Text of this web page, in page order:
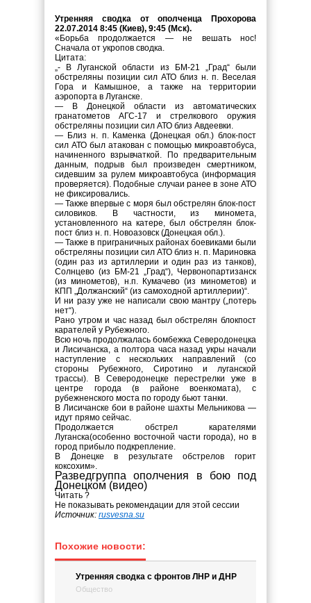
Утренняя сводка от ополченца Прохорова
22.07.2014 8:45 (Киев), 9:45 (Мск).
«Борьба продолжается — не вешать нос!
Сначала от укропов сводка.
Цитата:
„- В Луганской области из БМ-21 „Град“ были
обстреляны позиции сил АТО близ н. п. Веселая
Гора и Камышное, а также на территории
аэропорта в Луганске.
— В Донецкой области из автоматических
гранатометов АГС-17 и стрелкового оружия
обстреляны позиции сил АТО близ Авдеевки.
— Близ н. п. Каменка (Донецкая обл.) блок-пост
сил АТО был атакован с помощью микроавтобуса,
начиненного взрывчаткой. По предварительным
данным, подрыв был произведен смертником,
сидевшим за рулем микроавтобуса (информация
проверяется). Подобные случаи ранее в зоне АТО
не фиксировались.
— Также впервые с моря был обстрелян блок-пост
силовиков. В частности, из миномета,
установленного на катере, был обстрелян блок-
пост близ н. п. Новоазовск (Донецкая обл.).
— Также в приграничных районах боевиками были
обстреляны позиции сил АТО близ н. п. Мариновка
(один раз из артиллерии и один раз из танков),
Солнцево (из БМ-21 „Град“), Червонопартизанск
(из минометов), н.п. Кумачево (из минометов) и
КПП „Должанский“ (из самоходной артиллерии)“.
И ни разу уже не написали свою мантру („потерь
нет“).
Рано утром и час назад был обстрелян блокпост
карателей у Рубежного.
Всю ночь продолжалась бомбежка Северодонецка
и Лисичанска, а полтора часа назад укры начали
наступление с нескольких направлений (со
стороны Рубежного, Сиротино и луганской
трассы). В Северодонецке перестрелки уже в
центре города (в районе военкомата), с
рубежненского моста по городу бьют танки.
В Лисичанске бои в районе шахты Мельникова —
идут прямо сейчас.
Продолжается обстрел карателями
Луганска(особенно восточной части города), но в
город прибыло подкрепление.
В Донецке в результате обстрелов горит
коксохим».
Разведгруппа ополчения в бою под
Донецком (видео)
Читать ?
Не показывать рекомендации для этой сессии
Источник: rusvesna.su
Похожие новости:
Утренняя сводка с фронтов ЛНР и ДНР
Общество